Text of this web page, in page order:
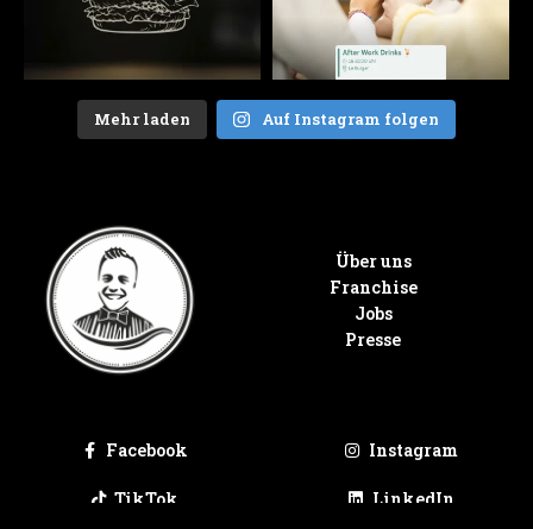
Mehr laden Auf Instagram folgen
Über uns
Franchise
Jobs
Presse
Facebook Instagram
TikTok LinkedIn